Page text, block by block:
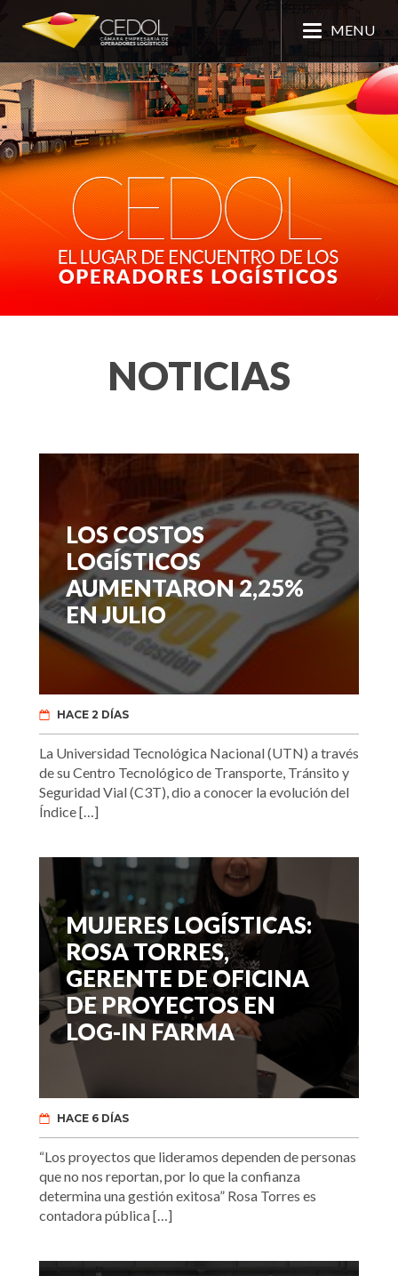
MENU
NOTICIAS
LOS COSTOS
LOGÍSTICOS
AUMENTARON 2,25%
EN JULIO
HACE 2 DÍAS
La Universidad Tecnológica Nacional (UTN) a través
de su Centro Tecnológico de Transporte, Tránsito y
Seguridad Vial (C3T), dio a conocer la evolución del
Índice […]
MUJERES LOGÍSTICAS:
ROSA TORRES,
GERENTE DE OFICINA
DE PROYECTOS EN
LOG-IN FARMA
HACE 6 DÍAS
“Los proyectos que lideramos dependen de personas
que no nos reportan, por lo que la confianza
determina una gestión exitosa” Rosa Torres es
contadora pública […]